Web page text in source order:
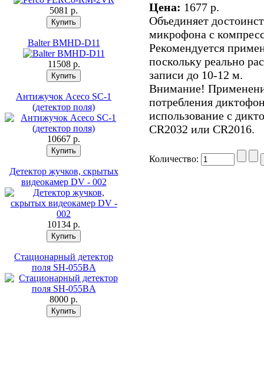
5081 p.
Balter BMHD-D11
11508 p.
Антижучок Aceco SC-1
(детектор поля)
10667 p.
Детектор жучков, скрытых
видеокамер DV - 002
10134 p.
Стационарный детектор
поля SH-055BA
8000 p.
Цена: 1677 p.
Объединяет
микрофона с
Рекомендуется
поскольку реально
записи до 10-12 м.
Внимание!
потребления
использование с
CR2032 или CR2016.
Количество: